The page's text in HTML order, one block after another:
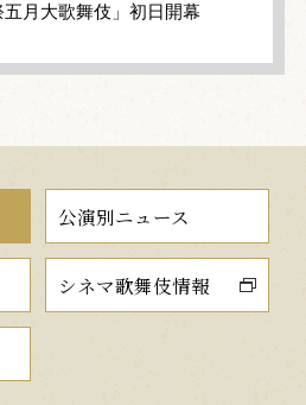
月大歌舞伎」初日開幕
公演別ニュース
シネマ歌舞伎情報